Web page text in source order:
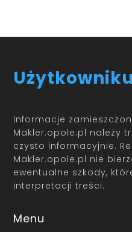
Informacje
Makler.opole.pl należy
czysto informacyjnie.
Makler.opole.pl nie
ewentualne szkody,
interpretacji treści.
Menu